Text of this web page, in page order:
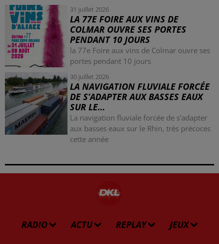
31 juillet 2026
LA 77E FOIRE AUX VINS DE
COLMAR OUVRE SES PORTES
PENDANT 10 JOURS
la 77e Foire aux vins de Colmar ouvre ses
portes pendant 10 jours
30 juillet 2026
LA NAVIGATION FLUVIALE FORCÉE
DE S’ADAPTER AUX BASSES EAUX
SUR LE...
La navigation fluviale forcée de s’adapter
aux basses eaux sur le Rhin, très précoces
cette année
RADIO ACTU REPLAY
JEUX